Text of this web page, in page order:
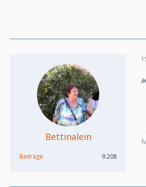
Bettinalein
Beiträge 9.208